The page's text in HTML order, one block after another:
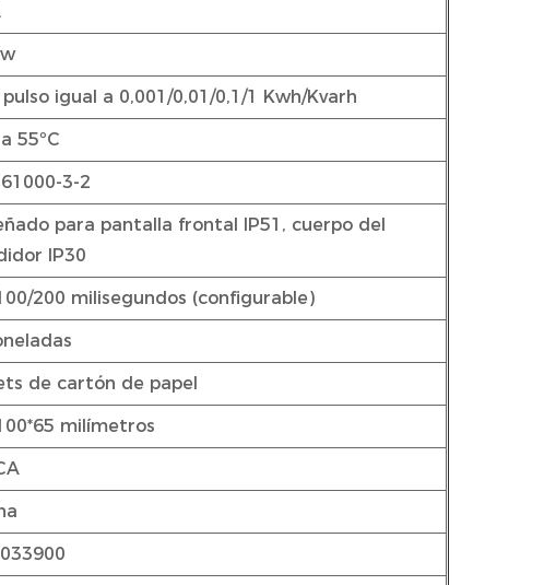
pulso igual a 0,001/0,01/0,1/1 Kwh/Kvarh
55ºC
61000-3-2
para pantalla frontal IP51, cuerpo del
IP30
200 milisegundos (configurable)
de cartón de papel
milímetros